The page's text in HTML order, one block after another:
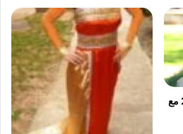
فساتين سهرة للمحجبات 2025 مع